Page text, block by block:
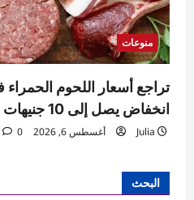
منوعات
تراجع أسعار اللحوم الحمراء
انخفاض يصل إلى 10 جنيهات لبعض الأصناف
Julia أغسطس 6, 2026 0
البحث